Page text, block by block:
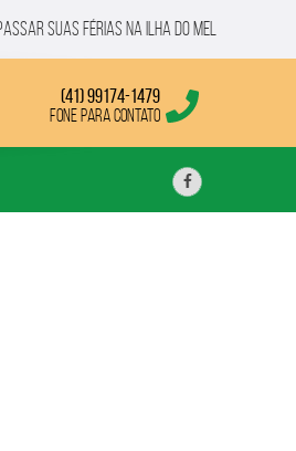
SUAS FÉRIAS NA ILHA DO MEL
(41) 99174-1479
Fone para contato